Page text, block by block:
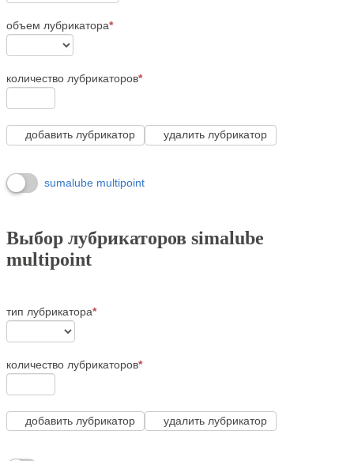
объем лубрикатора*
количество лубрикаторов*
добавить лубрикатор удалить лубрикатор
sumalube multipoint
Выбор лубрикаторов simalube
multipoint
тип лубрикатора*
количество лубрикаторов*
добавить лубрикатор удалить лубрикатор